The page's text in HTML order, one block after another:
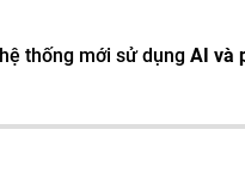
thống mới sử dụng AI và